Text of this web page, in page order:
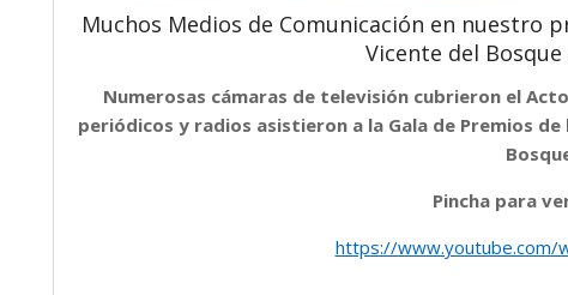
Muchos Medios de Comunicación en nuestro
Vicente del
Numerosas cámaras de televisión cubrieron el
periódicos y radios asistieron a la Gala de Premios
Pincha para
https://www.youtube.com/